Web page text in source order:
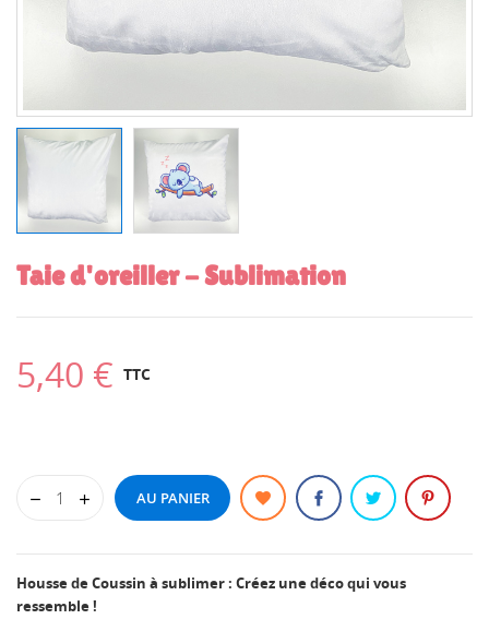
Taie d'oreiller - Sublimation
5,40 € TTC
AU PANIER
Housse de Coussin à sublimer : Créez une déco qui vous
ressemble !